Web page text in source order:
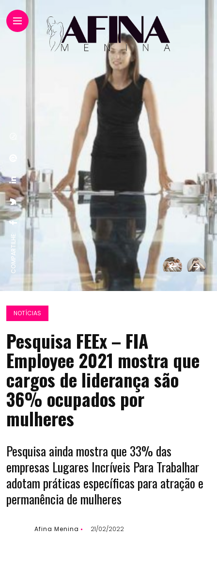
COMPARTILHE:
NOTÍCIAS
Pesquisa FEEx – FIA
Employee 2021 mostra que
cargos de liderança são
36% ocupados por
mulheres
Pesquisa ainda mostra que 33% das
empresas Lugares Incríveis Para Trabalhar
adotam práticas específicas para atração e
permanência de mulheres
Afina Menina 21/02/2022